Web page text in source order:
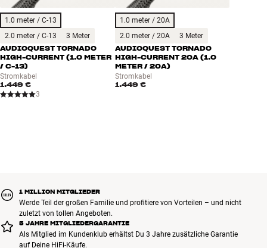
Kühlschränke und andere Geräte, die in deiner Wohnung oder
außerhalb deiner Wohnung an das Stromnetz angeschlossen sind.
Gute Netzkabel sind hier der Startpunkt der Optimierung. Versuche
es – du läufst höchstens Gefahr, positiv überrascht zu werden!
HINWEIS: HiFi Klubben kann das gesamte Sortiment von
AudioQuest liefern. Setz dich mit deinem Händler in Kontakt, wenn
du an einem Spezialprodukt interessiert bist, das du nicht auf
1.0 meter / C-13
2.0 meter / C-13
3 Meter
AUDIOQUEST TORNADO
HIGH-CURRENT (1.0 METER
/ C-13)
Stromkabel
1.449 €
3
1.0 meter / 20A
2.0 meter / 20A
3 Meter
AUDIOQUEST TORNADO
HIGH-CURRENT 20A (1.0
METER / 20A)
Stromkabel
1.449 €
1 MILLION MITGLIEDER
Werde Teil der großen Familie und profitiere von Vorteilen – und nicht
zuletzt von tollen Angeboten.
5 JAHRE MITGLIEDERGARANTIE
Als Mitglied im Kundenklub erhältst Du 3 Jahre zusätzliche Garantie
auf Deine HiFi-Käufe.